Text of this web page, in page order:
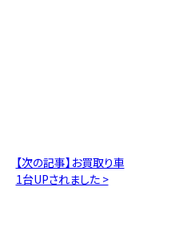
【次の記事】お買取り車
1台UPされました >